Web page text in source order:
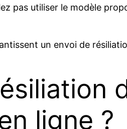
pas utiliser le modèle
un envoi de
ligne ?